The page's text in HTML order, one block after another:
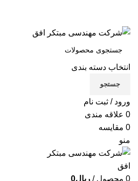
انتخاب دسته بندی
جستجو
ورود / ثبت نام
0 علاقه مندی
0 مقایسه
منو
0 محصول / ریال0